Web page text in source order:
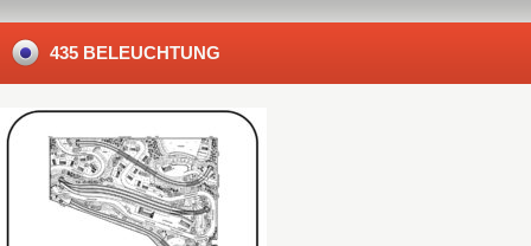
435 BELEUCHTUNG